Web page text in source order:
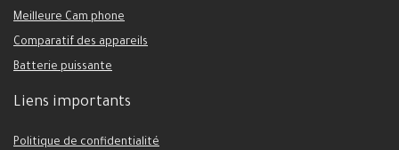
Meilleure Cam phone
Comparatif des appareils
Batterie puissante
Liens importants
Politique de confidentialité